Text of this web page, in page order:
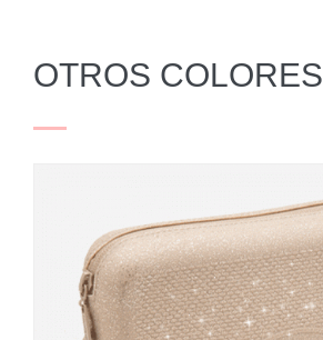
OTROS COLORES